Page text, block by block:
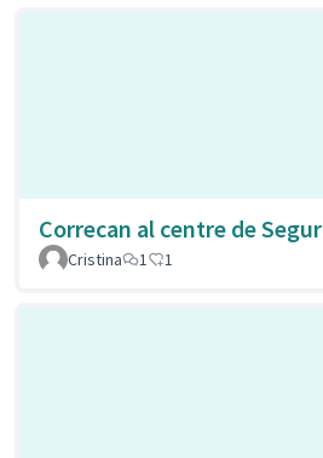
Correcan al centre de Segur
Cristina
1 1